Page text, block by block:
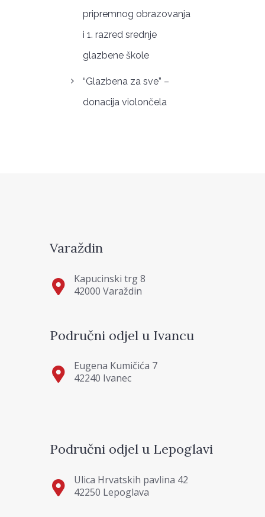
pripremnog obrazovanja
i 1. razred srednje
glazbene škole
“Glazbena za sve” –
donacija violončela
Varaždin
Kapucinski trg 8
42000 Varaždin
Područni odjel u Ivancu
Eugena Kumičića 7
42240 Ivanec
Područni odjel u Lepoglavi
Ulica Hrvatskih pavlina 42
42250 Lepoglava